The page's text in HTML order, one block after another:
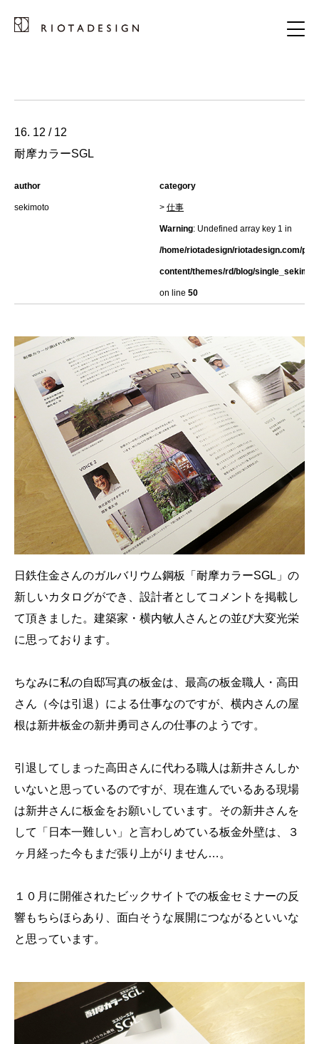
16. 12 / 12
耐摩カラーSGL
author
sekimoto
category
> 仕事
Warning: Undefined array key 1 in
/home/riotadesign/riotadesign.com/
content/themes/rd/blog/
on line 50
日鉄住金さんのガルバリウム鋼板「耐摩カラーSGL」の
新しいカタログができ、設計者としてコメントを掲載し
て頂きました。建築家・横内敏人さんとの並び大変光栄
に思っております。
ちなみに私の自邸写真の板金は、最高の板金職人・高田
さん（今は引退）による仕事なのですが、横内さんの屋
根は新井板金の新井勇司さんの仕事のようです。
引退してしまった高田さんに代わる職人は新井さんしか
いないと思っているのですが、現在進んでいるある現場
は新井さんに板金をお願いしています。その新井さんを
して「日本一難しい」と言わしめている板金外壁は、３
ヶ月経った今もまだ張り上がりません…。
１０月に開催されたビックサイトでの板金セミナーの反
響もちらほらあり、面白そうな展開につながるといいな
と思っています。